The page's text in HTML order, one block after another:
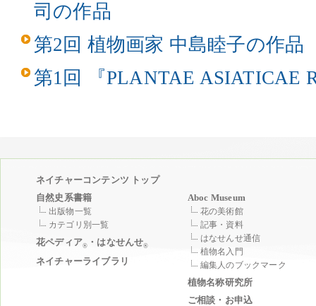
司の作品
第2回 植物画家 中島睦子の作品
第1回 『PLANTAE ASIATICAE
ネイチャーコンテンツ トップ
自然史系書籍
出版物一覧
カテゴリ別一覧
花ペディア® ・はなせんせ®
ネイチャーライブラリ
Aboc Museum
花の美術館
記事・資料
はなせんせ通信
植物名入門
編集人のブックマーク
植物名称研究所
ご相談・お申込